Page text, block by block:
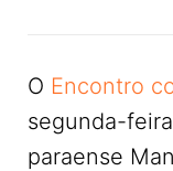
O Encontro
segunda-
paraense